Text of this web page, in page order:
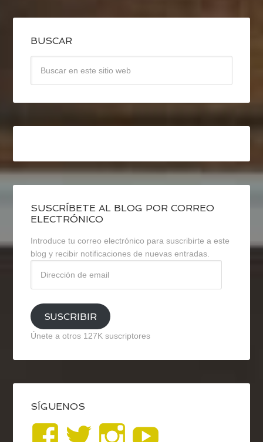
BUSCAR
SUSCRÍBETE AL BLOG POR CORREO
ELECTRÓNICO
Introduce tu correo electrónico para suscribirte a este
blog y recibir notificaciones de nuevas entradas.
email
SUSCRIBIR
Únete a otros 127K suscriptores
SÍGUENOS
VerVerVer